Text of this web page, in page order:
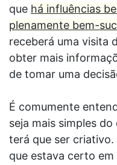
que há influências
plenamente bem-
receberá uma visita
obter mais
de tomar uma
É comumente
seja mais simples
terá que ser
que estava certo